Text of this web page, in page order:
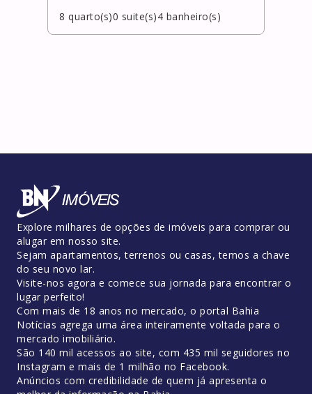
8 quarto(s)0 suite(s)4 banheiro(s)
Explore milhares de opções de imóveis para comprar ou
alugar em nosso site.
Sejam apartamentos, terrenos ou casas, temos a chave
do seu novo lar.
Visite-nos agora e comece sua jornada para encontrar o
lugar perfeito!
Com mais de 18 anos no mercado, o portal Bahia
Notícias agrega uma área inteiramente voltada para o
mercado imobiliário.
São 140 mil acessos ao site, com 435 mil seguidores no
Instagram e mais de 1 milhão no Facebook.
Anúncios com credibilidade de quem já apresenta o